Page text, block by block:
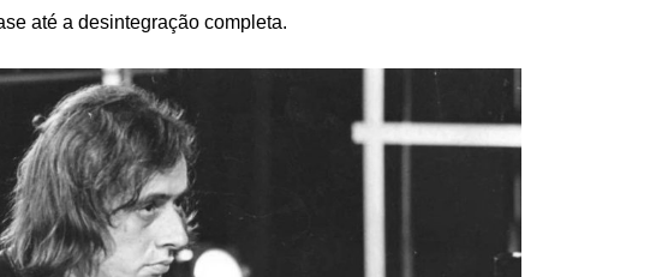
até a desintegração completa.